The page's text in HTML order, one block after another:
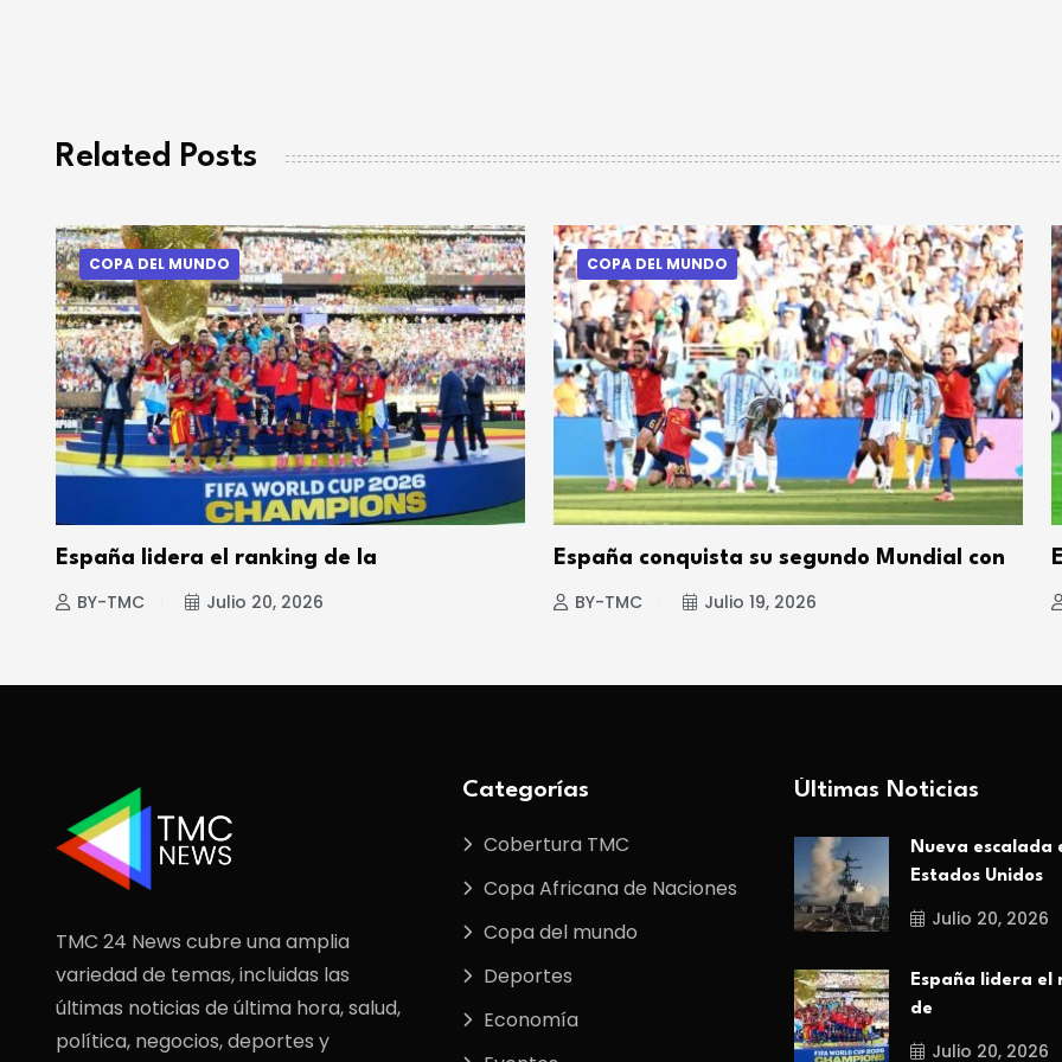
Related Posts
COPA DEL MUNDO
España lidera el ranking de la
BY-TMC Julio 20, 2026
COPA DEL MUNDO
España conquista su segundo Mundial con
BY-TMC Julio 19, 2026
TMC 24 News cubre una amplia
variedad de temas, incluidas las
últimas noticias de última hora, salud,
política, negocios, deportes y
Categorías
Cobertura TMC
Copa Africana de Naciones
Copa del mundo
Deportes
Economía
Últimas Noticias
Nueva escalada
Estados Unidos
Julio 20, 2026
España lidera el
de
Julio 20, 2026